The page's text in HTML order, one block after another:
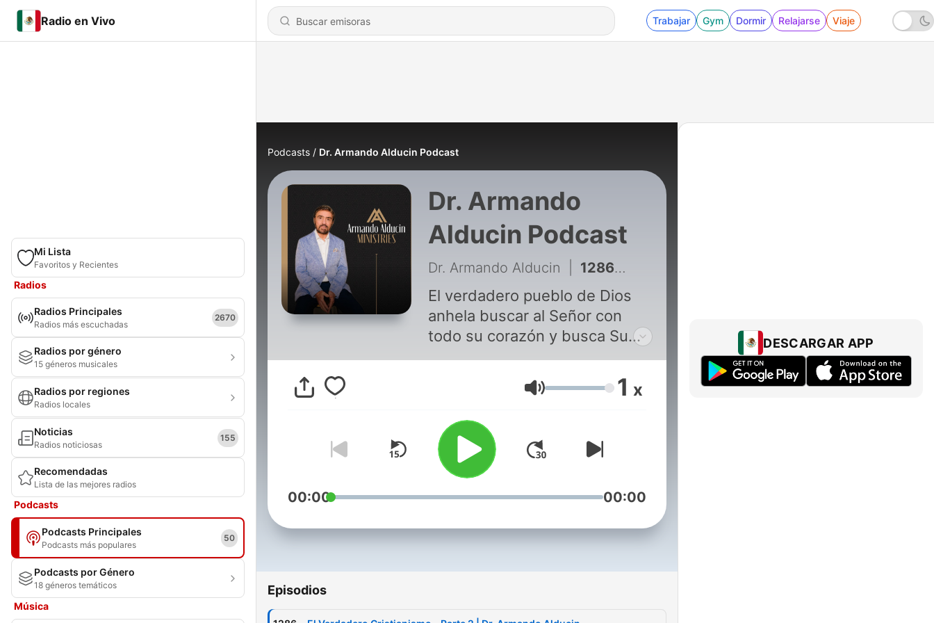
Radio en Vivo Trabajar Gym Dormir Relajarse Viaje
Mi Lista
Favoritos y Recientes
Radios
Radios Principales
Radios más escuchadas
2670
Radios por género
15 géneros musicales
Radios por regiones
Radios locales
Noticias
Radios noticiosas
155
Recomendadas
Lista de las mejores radios
Podcasts
Podcasts Principales
Podcasts más populares
50
Podcasts por Género
18 géneros temáticos
Música
Podcasts Dr. Armando Alducin Podcast
Dr. Armando
Alducin Podcast
Dr. Armando Alducin 1286 - El Verdadero Cristianismo - Parte 2 | Dr. Armando Alducin
El verdadero pueblo de Dios
anhela buscar al Señor con
todo su corazón y busca Su
Palabra sobre todas las cosas.
Para nosotros es un privilegio
poder servirle mediante la
exposición de Su Palabra y
edificar, consolar y exhortar de
esta manera, las vidas de
aquellos que fueron redimidos
con su sangre preciosa. Dr.
Volumen 1 x
00:00 00:00
Episodios
DESCARGAR APP